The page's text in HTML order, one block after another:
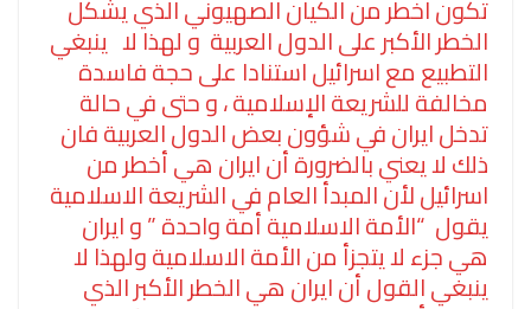
تكون اخطر من الكيان الصهيوني الذي يشكل
الخطر الأكبر على الدول العربية و لهذا لا ينبغي
التطبيع مع اسرائيل استنادا على حجة فاسدة
مخالفة للشريعة الإسلامية ، و حتى في حالة
تدخل ايران في شؤون بعض الدول العربية فان
ذلك لا يعني بالضرورة أن ايران هي أخطر من
اسرائيل لأن المبدأ العام في الشريعة الاسلامية
يقول “الأمة الاسلامية أمة واحدة ” و ايران
هي جزء لا يتجزأ من الأمة الاسلامية ولهذا لا
ينبغي القول أن ايران هي الخطر الأكبر الذي